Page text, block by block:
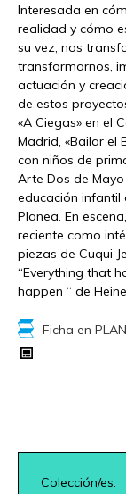
Interesada en
realidad y cómo
su vez, nos
transformarnos,
actuación y
de estos
«A Ciegas» en el
Madrid, «Bailar el
con niños de
Arte Dos de
educación infantil
Planea. En
reciente como
piezas de Cuqui
“Everything that
happen “ de
Ficha en
Colección/es: